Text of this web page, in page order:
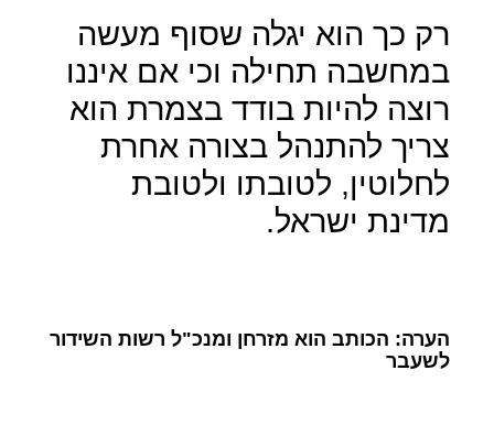
רק כך הוא יגלה שסוף מעשה
במחשבה תחילה וכי אם איננו
רוצה להיות בודד בצמרת הוא
צריך להתנהל בצורה אחרת
לחלוטין, לטובתו ולטובת
מדינת ישראל.
הערה: הכותב הוא מזרחן ומנכ"ל רשות השידור
לשעבר